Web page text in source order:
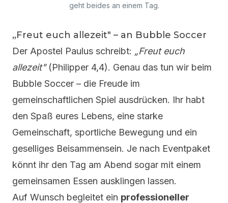
geht beides an einem Tag.
„Freut euch allezeit" – an Bubble Soccer
Der Apostel Paulus schreibt: „Freut euch
allezeit"(Philipper 4,4). Genau das tun wir beim
Bubble Soccer – die Freude im
gemeinschaftlichen Spiel ausdrücken. Ihr habt
den Spaß eures Lebens, eine starke
Gemeinschaft, sportliche Bewegung und ein
geselliges Beisammensein. Je nach Eventpaket
könnt ihr den Tag am Abend sogar mit einem
gemeinsamen Essen ausklingen lassen.
Auf Wunsch begleitet ein professioneller